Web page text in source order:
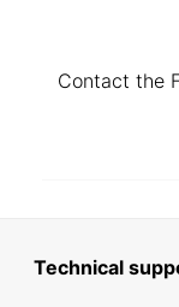
Contact the
Technical